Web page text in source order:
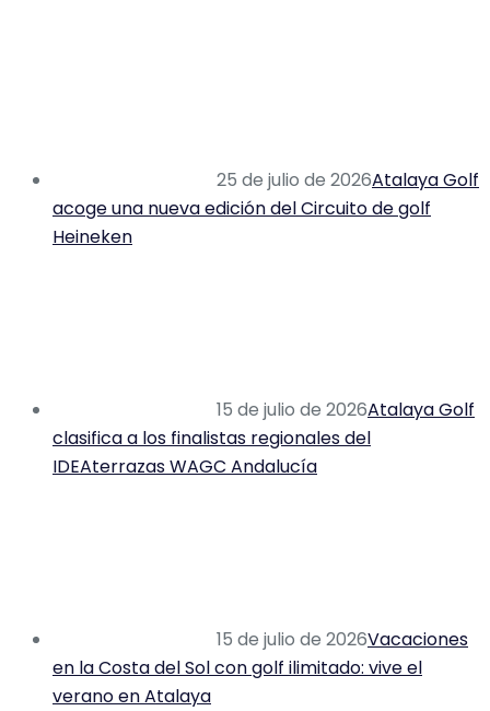
25 de julio de 2026Atalaya Golf
acoge una nueva edición del Circuito de golf
Heineken
15 de julio de 2026Atalaya Golf
clasifica a los finalistas regionales del
IDEAterrazas WAGC Andalucía
15 de julio de 2026Vacaciones
en la Costa del Sol con golf ilimitado: vive el
verano en Atalaya